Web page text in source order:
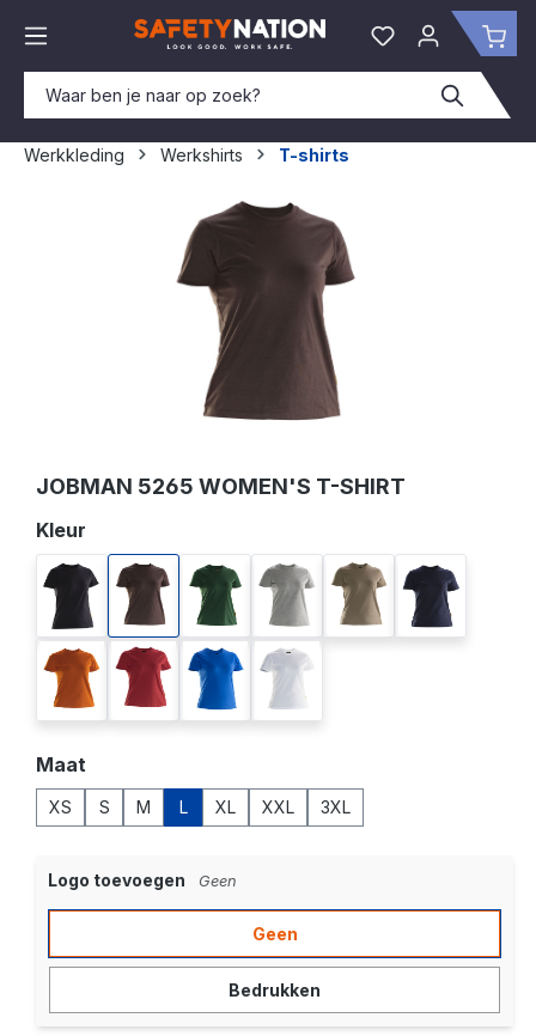
Je hebt 0 items
Werkkleding Werkshirts
T-shirts
JOBMAN 5265 WOMEN'S T-SHIRT
Selecteer
Kleur
black brown forest greengrey melange
khaki navy
orange red royal blue white
Selecteer
Maat
XS S M L XL XXL 3XL
Logo toevoegen Geen
Geen
Bedrukken